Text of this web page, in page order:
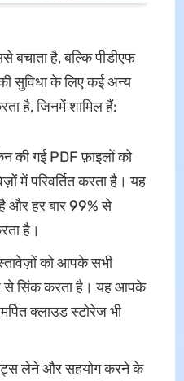
है, बल्कि पीडीएफ
सुविधा के लिए कई अन्य
है, जिनमें शामिल हैं:
की गई PDF फ़ाइलों को
में परिवर्तित करता है। यह
और हर बार 99% से
है।
को आपके सभी
से सिंक करता है। यह आपके
क्लाउड स्टोरेज भी
लेने और सहयोग करने के